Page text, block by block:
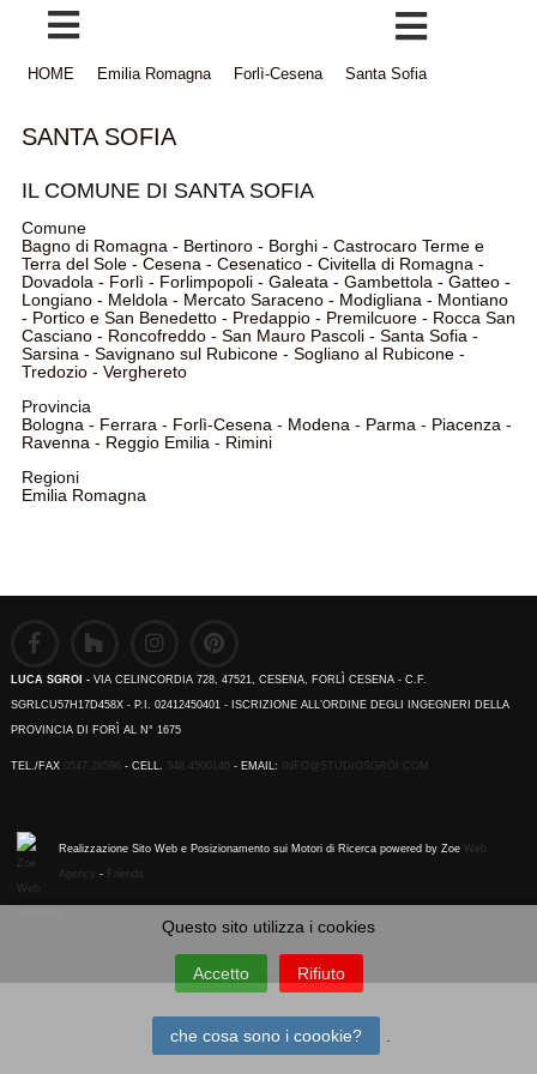
HOME Emilia Romagna Forlì-Cesena Santa Sofia
SANTA SOFIA
IL COMUNE DI SANTA SOFIA
Comune
Bagno di Romagna- Bertinoro- Borghi- Castrocaro Terme e
Terra del Sole- Cesena- Cesenatico- Civitella di Romagna-
Dovadola- Forlì - Forlimpopoli- Galeata- Gambettola- Gatteo-
Longiano- Meldola- Mercato Saraceno- Modigliana- Montiano
- Portico e San Benedetto- Predappio- Premilcuore- Rocca San
Casciano- Roncofreddo- San Mauro Pascoli- Santa Sofia-
Sarsina- Savignano sul Rubicone- Sogliano al Rubicone-
Tredozio- Verghereto
Provincia
Bologna- Ferrara- Forlì-Cesena- Modena- Parma- Piacenza-
Ravenna- Reggio Emilia- Rimini
Regioni
Emilia Romagna
LUCA SGROI - VIA CELINCORDIA 728, 47521, CESENA, FORLÌ CESENA - C.F.
SGRLCU57H17D458X - P.I. 02412450401 - ISCRIZIONE ALL’ORDINE DEGLI INGEGNERI DELLA
PROVINCIA DI FORÌ AL N° 1675
TEL./FAX 0547.28596 - CELL. 348.4500140 - EMAIL: INFO@STUDIOSGROI.COM
Realizzazione Sito Web e Posizionamento sui Motori di Ricerca powered by Zoe Web
Agency - Friends
Emilia Romagna
Questo sito utilizza i cookies
Accetto Rifiuto
che cosa sono i coookie? .